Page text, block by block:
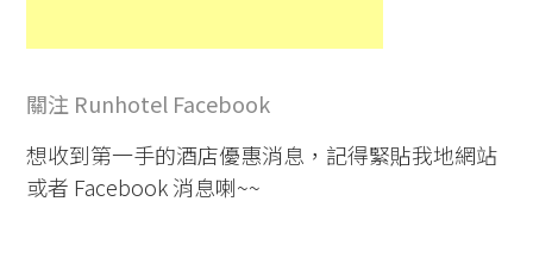
關注 Runhotel Facebook
想收到第一手的酒店優惠消息，記得緊貼我地網站
或者 Facebook 消息喇~~